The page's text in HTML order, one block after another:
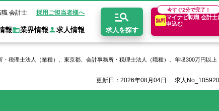
会計士 採用ご担当者様へ
求人を探す
今すぐ2分で完了！
無料
マイナビ転職 会計士
申込む
非公開求人とは？
報
転職活動お役立ちコンテンツ
業界情報 求人情報
エリア別求人情報
・税理士法人（業種）、東京都、会計事務所・税理士法人（職種）、年収300万円以上
更新日：2026年08月04日 求人